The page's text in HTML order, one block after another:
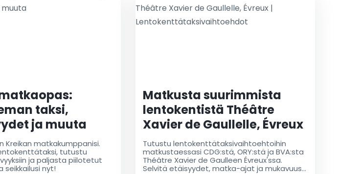
taksi,
ja muuta
Kreikan matkakumppanisi.
tutustu
ja paljasta piilotetut
seikkailusi nyt!
Matkusta suurimmista
lentokentistä Théâtre
Xavier de Gaullelle, Évreux
|
Lentokenttätaksivaihtoehdot
Tutustu lentokenttätaksivaihtoehtoihin
matkustaessasi CDG:stä, ORY:stä ja BVA:sta
Théâtre Xavier de Gaulleen Évreux'ssa.
Selvitä etäisyydet, matka-ajat ja mukavuus